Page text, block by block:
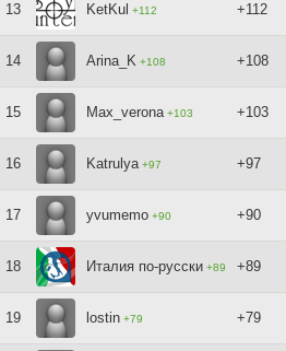
13 KetKul +112 +112
14 Arina_K +108 +108
15 Max_verona +103 +103
16 Katrulya +97 +97
17 yvumemo +90 +90
18 Италия по-русски +89 +89
19 lostin +79 +79